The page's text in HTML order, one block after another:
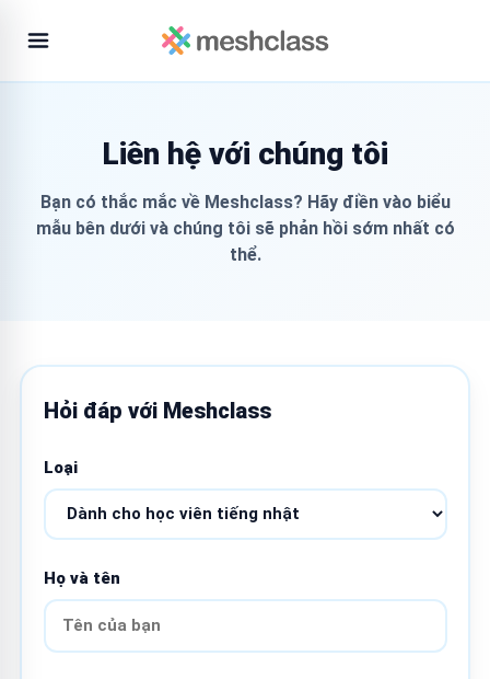
Liên hệ với chúng tôi
Bạn có thắc mắc về Meshclass? Hãy điền vào biểu
mẫu bên dưới và chúng tôi sẽ phản hồi sớm nhất có
thể.
Hỏi đáp với Meshclass
Loại
Họ và tên